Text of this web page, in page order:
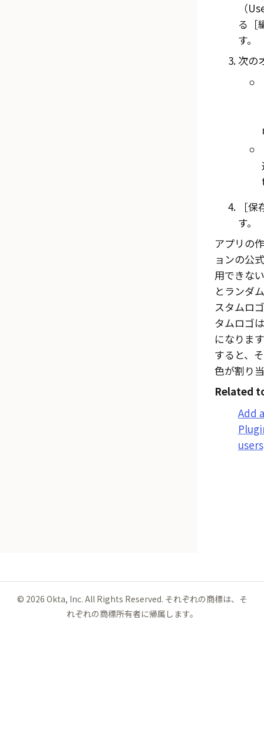
（
る
す。
次の
保
す。
アプリの
ョンの公
用できな
とランダ
スタムロ
タムロゴ
になりま
すると、
色が割り
Related
Add
© 2026 Okta, Inc. All Rights Reserved. それぞれの商標は、そ
れぞれの商標所有者に帰属します。